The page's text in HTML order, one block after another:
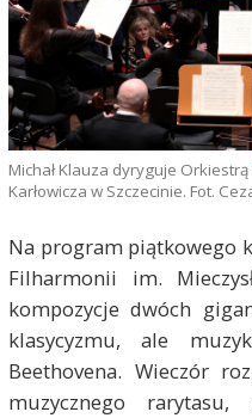
Michał Klauza dyryguje
Karłowicza w Szczecinie. Fot.
Na program piątkowego
Filharmonii im.
kompozycje dwóch
klasycyzmu, ale
Beethovena. Wieczór
muzycznego rarytasu,